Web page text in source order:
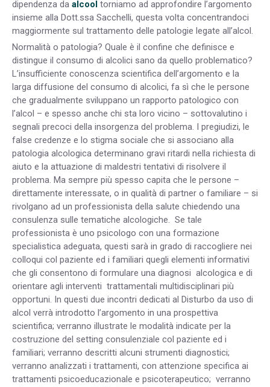
dipendenza da alcool torniamo ad approfondire l’argomento
insieme alla Dott.ssa Sacchelli, questa volta concentrandoci
maggiormente sul trattamento delle patologie legate all’alcol.
Normalità o patologia? Quale è il confine che definisce e
distingue il consumo di alcolici sano da quello problematico?
L’insufficiente conoscenza scientifica dell’argomento e la
larga diffusione del consumo di alcolici, fa sì che le persone
che gradualmente sviluppano un rapporto patologico con
l’alcol – e spesso anche chi sta loro vicino – sottovalutino i
segnali precoci della insorgenza del problema. I pregiudizi, le
false credenze e lo stigma sociale che si associano alla
patologia alcologica determinano gravi ritardi nella richiesta di
aiuto e la attuazione di maldestri tentativi di risolvere il
problema. Ma sempre più spesso capita che le persone –
direttamente interessate, o in qualità di partner o familiare – si
rivolgano ad un professionista della salute chiedendo una
consulenza sulle tematiche alcologiche. Se tale
professionista è uno psicologo con una formazione
specialistica adeguata, questi sarà in grado di raccogliere nei
colloqui col paziente ed i familiari quegli elementi informativi
che gli consentono di formulare una diagnosi alcologica e di
orientare agli interventi trattamentali multidisciplinari più
opportuni. In questi due incontri dedicati al Disturbo da uso di
alcol verrà introdotto l’argomento in una prospettiva
scientifica; verranno illustrate le modalità indicate per la
costruzione del setting consulenziale col paziente ed i
familiari; verranno descritti alcuni strumenti diagnostici;
verranno analizzati i trattamenti, con attenzione specifica ai
trattamenti psicoeducazionale e psicoterapeutico; verranno